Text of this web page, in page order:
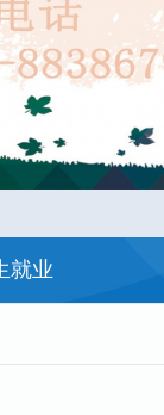
就业